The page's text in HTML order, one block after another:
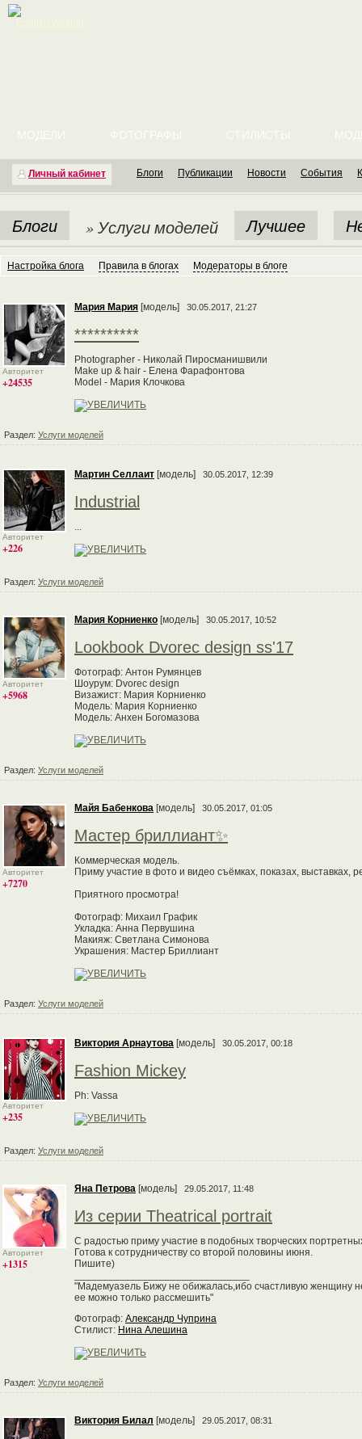
Личный кабинет
МОДЕЛИ ФОТОГРАФЫ СТИЛИСТЫ
Блоги Публикации Новости События
Блоги » Услуги моделей Лучшее
Настройка блога Правила в блогах Модераторы в блоге
Авторитет
+24535
Мария Мария [модель] 30.05.2017, 21:27
**********
Photographer - Николай Пиросманишвили
Make up & hair - Елена Фарафонтова
Model - Мария Клочкова
Раздел: Услуги моделей
Авторитет
+226
Мартин Селлаит [модель] 30.05.2017, 12:39
Industrial
...
Раздел: Услуги моделей
Авторитет
+5968
Мария Корниенко [модель] 30.05.2017, 10:52
Lookbook Dvorec design ss'17
Фотограф: Антон Румянцев
Шоурум: Dvorec design
Визажист: Мария Корниенко
Модель: Мария Корниенко
Модель: Анхен Богомазова
Раздел: Услуги моделей
Авторитет
+7270
Майя Бабенкова [модель] 30.05.2017, 01:05
Мастер бриллиант✨
Коммерческая модель.
Приму участие в фото и видео съёмках, показах, выставках,
Приятного просмотра!
Фотограф: Михаил График
Укладка: Анна Первушина
Макияж: Светлана Симонова
Украшения: Мастер Бриллиант
Раздел: Услуги моделей
Авторитет
+235
Виктория Арнаутова [модель] 30.05.2017, 00:18
Fashion Mickey
Ph: Vassa
Раздел: Услуги моделей
Авторитет
+1315
Яна Петрова [модель] 29.05.2017, 11:48
Из серии Theatrical portrait
С радостью приму участие в подобных творческих
Готова к сотрудничеству со второй половины июня.
Пишите)
"Мадемуазель Бижу не обижалась,ибо счастливую женщину
ее можно только рассмешить"
Фотограф: Александр Чуприна
Стилист: Нина Алешина
Раздел: Услуги моделей
Виктория Билал [модель] 29.05.2017, 08:31